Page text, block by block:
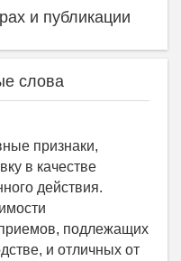
и публикации
слова
признаки,
в качестве
действия.
приемов, подлежащих
и отличных от